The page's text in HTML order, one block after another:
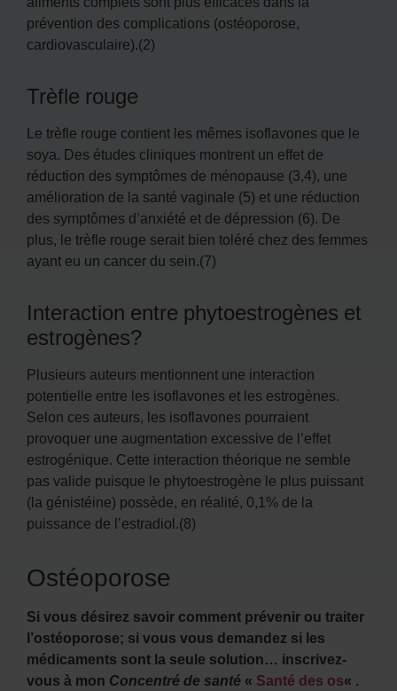
prévention des complications (ostéoporose,
cardiovasculaire).(2)
Trèfle rouge
Le trèfle rouge contient les mêmes isoflavones que le
soya. Des études cliniques montrent un effet de
réduction des symptômes de ménopause (3,4), une
amélioration de la santé vaginale (5) et une réduction
des symptômes d’anxiété et de dépression (6). De
plus, le trèfle rouge serait bien toléré chez des femmes
ayant eu un cancer du sein.(7)
Interaction entre phytoestrogènes et
estrogènes?
Plusieurs auteurs mentionnent une interaction
potentielle entre les isoflavones et les estrogènes.
Selon ces auteurs, les isoflavones pourraient
provoquer une augmentation excessive de l’effet
estrogénique. Cette interaction théorique ne semble
pas valide puisque le phytoestrogène le plus puissant
(la génistéine) possède, en réalité, 0,1% de la
puissance de l’estradiol.(8)
Ostéoporose
Si vous désirez savoir comment prévenir ou traiter
l’ostéoporose; si vous vous demandez si les
médicaments sont la seule solution… inscrivez-
vous à mon Concentré de santé « Santé des os« .